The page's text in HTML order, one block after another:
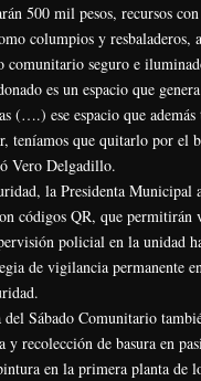
500 mil pesos, recursos
columpios y resbaladeros,
comunitario seguro e
es un espacio que
(….) ese espacio que
teníamos que quitarlo por el
Vero Delgadillo.
la Presidenta Municipal
códigos QR, que
policial en la unidad
de vigilancia permanente
Sábado Comunitario
y recolección de basura en
en la primera planta de